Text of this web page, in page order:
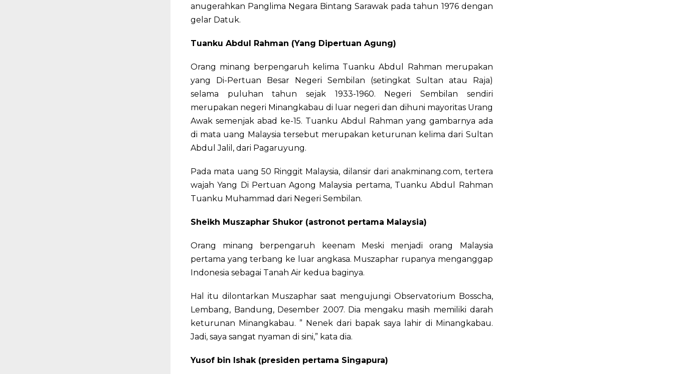
anugerahkan Panglima Negara Bintang Sarawak pada tahun 1976 dengan
gelar Datuk.
Tuanku Abdul Rahman (Yang Dipertuan Agung)
Orang minang berpengaruh kelima Tuanku Abdul Rahman merupakan
yang Di-Pertuan Besar Negeri Sembilan (setingkat Sultan atau Raja)
selama puluhan tahun sejak 1933-1960. Negeri Sembilan sendiri
merupakan negeri Minangkabau di luar negeri dan dihuni mayoritas Urang
Awak semenjak abad ke-15. Tuanku Abdul Rahman yang gambarnya ada
di mata uang Malaysia tersebut merupakan keturunan kelima dari Sultan
Abdul Jalil, dari Pagaruyung.
Pada mata uang 50 Ringgit Malaysia, dilansir dari anakminang.com, tertera
wajah Yang Di Pertuan Agong Malaysia pertama, Tuanku Abdul Rahman
Tuanku Muhammad dari Negeri Sembilan.
Sheikh Muszaphar Shukor (astronot pertama Malaysia)
Orang minang berpengaruh keenam Meski menjadi orang Malaysia
pertama yang terbang ke luar angkasa. Muszaphar rupanya menganggap
Indonesia sebagai Tanah Air kedua baginya.
Hal itu dilontarkan Muszaphar saat mengujungi Observatorium Bosscha,
Lembang, Bandung, Desember 2007. Dia mengaku masih memiliki darah
keturunan Minangkabau. ” Nenek dari bapak saya lahir di Minangkabau.
Jadi, saya sangat nyaman di sini,” kata dia.
Yusof bin Ishak (presiden pertama Singapura)